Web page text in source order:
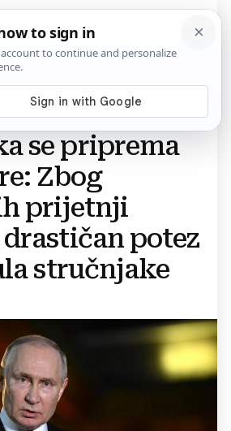
se priprema
Zbog
prijetnji
potez
stručnjake